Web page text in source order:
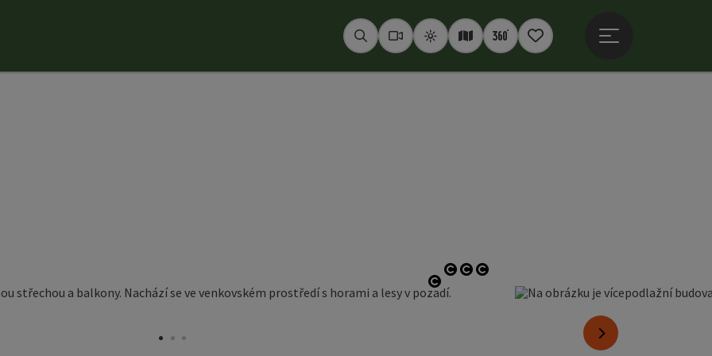
HledatWebkamery
PočasíInteraktivní mapa
360° panoramata
Poznámkový blok
otevřít copyright
otevřít copyright
otevřít copyright
otevřít copyright
nächstes Element